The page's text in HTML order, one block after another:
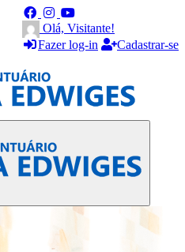
Olá, Visitante!
Fazer log-in
Cadastrar-se